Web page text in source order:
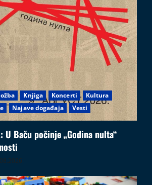
Knjiga Koncerti
Kultura
Najave događaja Vesti
U Baču počinje „Godina nulta“